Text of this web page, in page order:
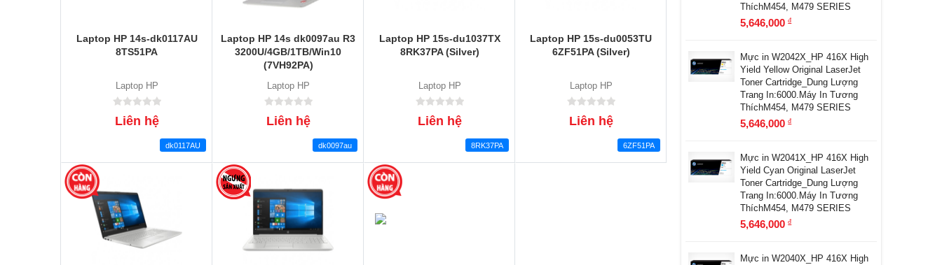
Laptop HP 14s-dk0117AU
8TS51PA
Laptop HP
Liên hệ
dk0117AU
Laptop HP 14s dk0097au R3
3200U/4GB/1TB/Win10
(7VH92PA)
Laptop HP
Liên hệ
dk0097au
Laptop HP 15s-du1037TX
8RK37PA (Silver)
Laptop HP
Liên hệ
8RK37PA
Laptop HP 15s-du0053TU
6ZF51PA (Silver)
Laptop HP
Liên hệ
6ZF51PA
ThíchM454, M479 SERIES
5,646,000đ
Mực in W2042X_HP 416X High
Yield Yellow Original LaserJet
Toner Cartridge_Dung Lượng
Trang In:6000.Máy In Tương
ThíchM454, M479 SERIES
5,646,000đ
Mực in W2041X_HP 416X High
Yield Cyan Original LaserJet
Toner Cartridge_Dung Lượng
Trang In:6000.Máy In Tương
ThíchM454, M479 SERIES
5,646,000đ
Mực in W2040X_HP 416X High